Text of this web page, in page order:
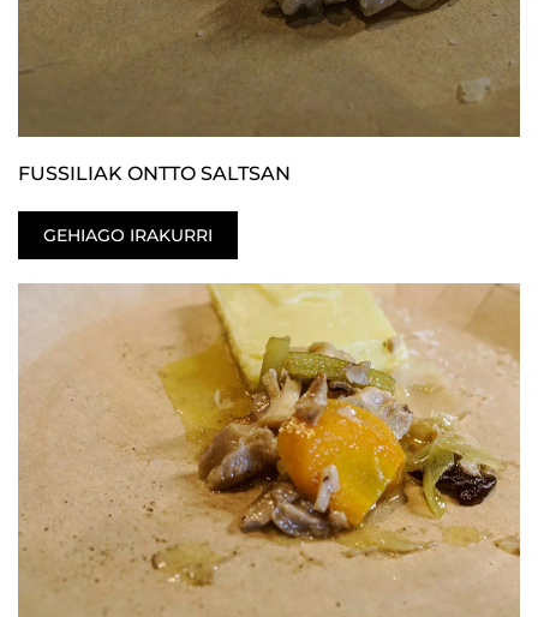
FUSSILIAK ONTTO SALTSAN
GEHIAGO IRAKURRI